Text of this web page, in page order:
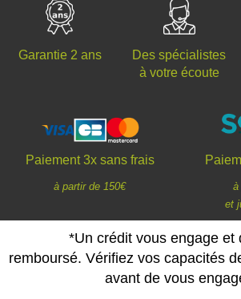
Garantie 2 ans
Des spécialistes
à votre écoute
Paiement 3x sans frais
à partir de 150€
à
et
*Un crédit vous engage et
remboursé. Vérifiez vos capacités
avant de vous